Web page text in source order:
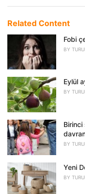
e
e
:
Related Content
Fobi
BY
Eylül
BY
Birinci
BY
Yeni
BY